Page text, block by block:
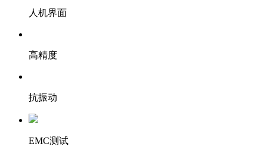
人机界面
高精度
抗振动
EMC测试